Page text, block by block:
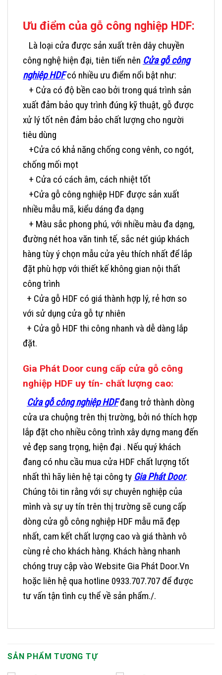
Ưu điểm của gỗ công nghiệp HDF:
Là loại cửa được sản xuất trên dây chuyền
công nghệ hiện đại, tiên tiến nên Cửa gỗ công
nghiệp HDFcó nhiều ưu điểm nổi bật như:
+ Cửa có độ bền cao bởi trong quá trình sản
xuất đảm bảo quy trình đúng kỹ thuật, gỗ được
xử lý tốt nên đảm bảo chất lượng cho người
tiêu dùng
+Cửa có khả năng chống cong vênh, co ngót,
chống mối mọt
+ Cửa có cách âm, cách nhiệt tốt
+Cửa gỗ công nghiệp HDF được sản xuất
nhiều mẫu mã, kiểu dáng đa dạng
+ Màu sắc phong phú, với nhiều màu đa dạng,
đường nét hoa văn tinh tế, sắc nét giúp khách
hàng tùy ý chọn mẫu cửa yêu thích nhất để lắp
đặt phù hợp với thiết kế không gian nội thất
công trình
+ Cửa gỗ HDF có giá thành hợp lý, rẻ hơn so
với sử dụng cửa gỗ tự nhiên
+ Cửa gỗ HDF thi công nhanh và dễ dàng lắp
đặt.
Gia Phát Door cung cấp cửa gỗ công
nghiệp HDF uy tín- chất lượng cao:
Cửa gỗ công nghiệp HDFđang trở thành dòng
cửa ưa chuộng trên thị trường, bởi nó thích hợp
lắp đặt cho nhiều công trình xây dựng mang đến
vẻ đẹp sang trọng, hiện đại . Nếu quý khách
đang có nhu cầu mua cửa HDF chất lượng tốt
nhất thì hãy liên hệ tại công ty Gia Phát Door.
Chúng tôi tin rằng với sự chuyên nghiệp của
mình và sự uy tín trên thị trường sẽ cung cấp
dòng cửa gỗ công nghiệp HDF mẫu mã đẹp
nhất, cam kết chất lượng cao và giá thành vô
cùng rẻ cho khách hàng. Khách hàng nhanh
chóng truy cập vào Website Gia Phát Door.Vn
hoặc liên hệ qua hotline 0933.707.707 để được
tư vấn tận tình cụ thể về sản phẩm./.
SẢN PHẨM TƯƠNG TỰ